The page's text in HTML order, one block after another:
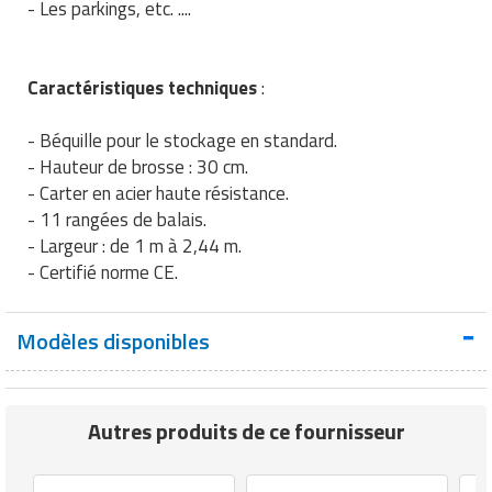
Vêtements personnalisés
Vitrines pour magasin
Traitement de l'air
Transformateur électrique
Tubes et profilés
Tuyau flexible
Tuyau renforcé
Ventilateurs et aération d'atelier
Tapis et caillebotis
Traitement des surfaces
Traitement du linge
Vestiaires et casiers
Equipements de football
Equipements pour roller
Equipements pour skateboard
Equipements pour stade et terrain
Jeu gymnique
Matériel de fitness
Pétrin professionnel
Piano de cuisson
Plats et plateaux
Pompes à sauce
Portes commandes restaurant
Présentoir pour restaurant
Réchaud professionnel
Réfrigérateur professionnel
Restauration foraine
Robinetterie professionnelle
- Les parkings, etc. ....
Caractéristiques techniques:
- Béquille pour le stockage en standard.
- Hauteur de brosse : 30 cm.
- Carter en acier haute résistance.
- 11 rangées de balais.
- Largeur : de 1 m à 2,44 m.
- Certifié norme CE.
Modèles disponibles
Autres produits de ce fournisseur